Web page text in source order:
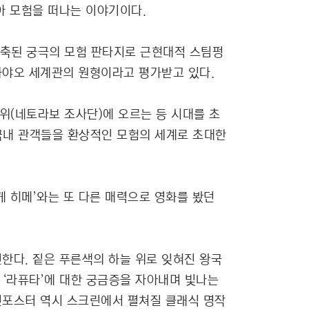
모험을 떠나는 이야기이다.
된 궁극의 모험 판타지로 근현대적 스팀펑
오 세계관의 원형이라고 평가받고 있다.
(네토라보 조사단)에 오르는 등 시대를 초
관객들을 환상적인 모험의 세계로 초대한
히메’와는 또 다른 매력으로 영화를 봤던
다. 짙은 푸른색의 하늘 위로 잊혀진 왕국
퓨타’에 대한 궁금증을 자아내며 빛나는
스터 역시 스크린에서 펼쳐질 클래식 명작